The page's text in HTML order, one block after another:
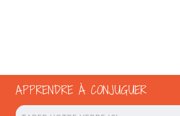
APPRENDRE À CONJUGUER